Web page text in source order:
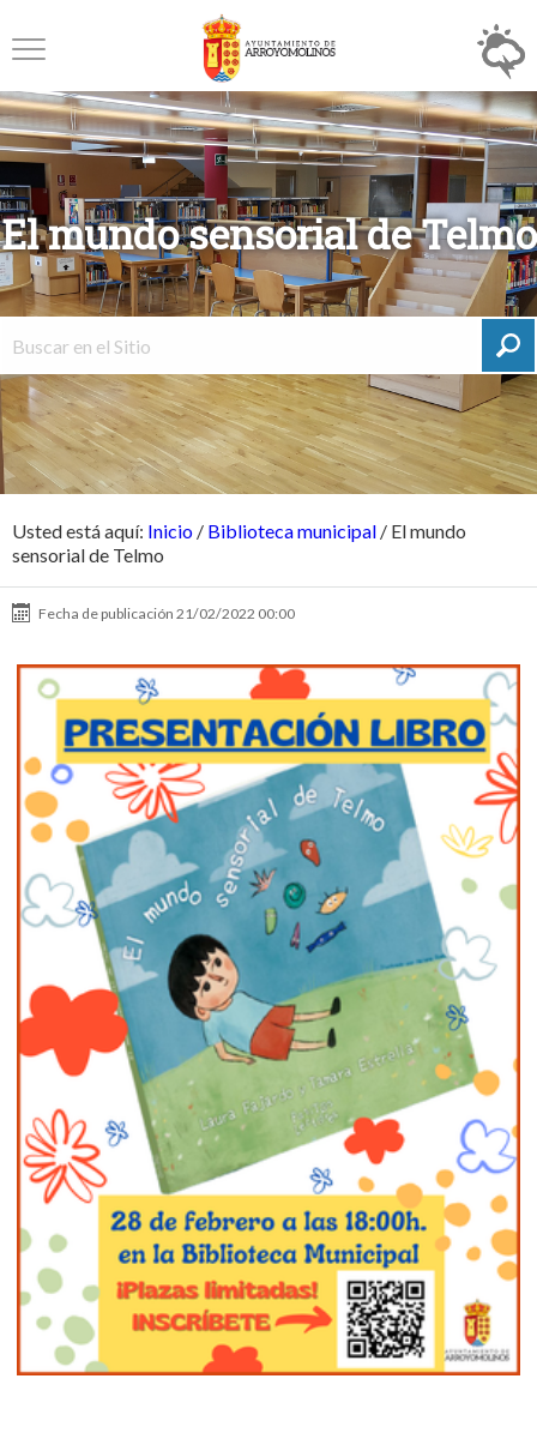
El mundo sensorial de Telmo
Usted está aquí: Inicio / Biblioteca municipal / El mundo
sensorial de Telmo
Fecha de publicación 21/02/2022 00:00